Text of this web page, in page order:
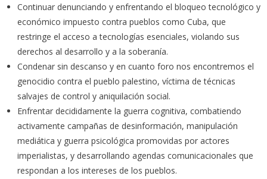
Continuar denunciando y enfrentando el bloqueo tecnológico y
económico impuesto contra pueblos como Cuba, que
restringe el acceso a tecnologías esenciales, violando sus
derechos al desarrollo y a la soberanía.
Condenar sin descanso y en cuanto foro nos encontremos el
genocidio contra el pueblo palestino, víctima de técnicas
salvajes de control y aniquilación social.
Enfrentar decididamente la guerra cognitiva, combatiendo
activamente campañas de desinformación, manipulación
mediática y guerra psicológica promovidas por actores
imperialistas, y desarrollando agendas comunicacionales que
respondan a los intereses de los pueblos.